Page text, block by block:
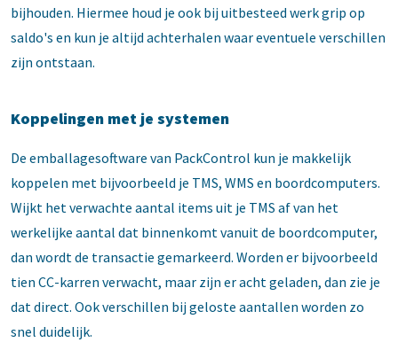
bijhouden. Hiermee houd je ook bij uitbesteed werk grip op
saldo's en kun je altijd achterhalen waar eventuele verschillen
zijn ontstaan.
Koppelingen met je systemen
De emballagesoftware van PackControl kun je makkelijk
koppelen met bijvoorbeeld je TMS, WMS en boordcomputers.
Wijkt het verwachte aantal items uit je TMS af van het
werkelijke aantal dat binnenkomt vanuit de boordcomputer,
dan wordt de transactie gemarkeerd. Worden er bijvoorbeeld
tien CC-karren verwacht, maar zijn er acht geladen, dan zie je
dat direct. Ook verschillen bij geloste aantallen worden zo
snel duidelijk.